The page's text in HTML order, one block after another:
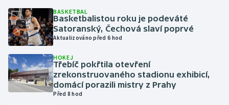
Lyže a snowboard
Moderní pětiboj
Motorsport
Olympijské hry
BASKETBAL
Basketbalistou roku je podeváté
Satoranský, Čechová slaví poprvé
Aktualizováno před 6 hod
HOKEJ
Třebíč pokřtila otevření
zrekonstruovaného stadionu exhibicí,
domácí porazili mistry z Prahy
Před 8 hod